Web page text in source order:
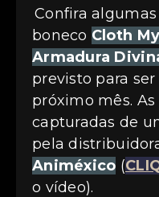
Confira
boneco Cloth
Armadura
previsto para
próximo mês.
capturadas de
pela
Animéxico (
o vídeo).